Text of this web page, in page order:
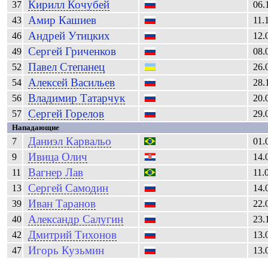
37
Кирилл Кочубей
43
Амир Кашиев
46
Андрей Утицких
49
Сергей Гриченков
52
Павел Степанец
54
Алексей Васильев
56
Владимир Татарчук
57
Сергей Горелов
Нападающие
7 Даниэл Карвальо
9
Ивица Олич
11
Вагнер Лав
13
Сергей Самодин
39
Иван Таранов
40
Александр Салугин
42
Дмитрий Тихонов
47
Игорь Кузьмин